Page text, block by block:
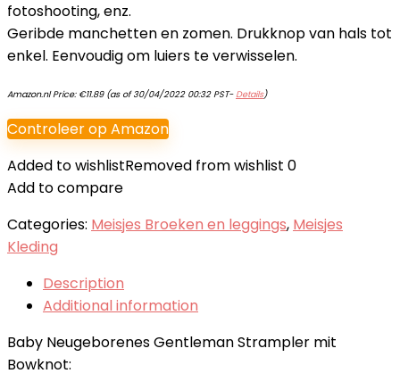
fotoshooting, enz.
Geribde manchetten en zomen. Drukknop van hals tot
enkel. Eenvoudig om luiers te verwisselen.
Amazon.nl Price: €11.89(as of 30/04/2022 00:32 PST- Details)
Controleer op Amazon
Added to wishlistRemoved from wishlist 0
Add to compare
Categories: Meisjes Broeken en leggings, Meisjes
Kleding
Description
Additional information
Baby Neugeborenes Gentleman Strampler mit
Bowknot: